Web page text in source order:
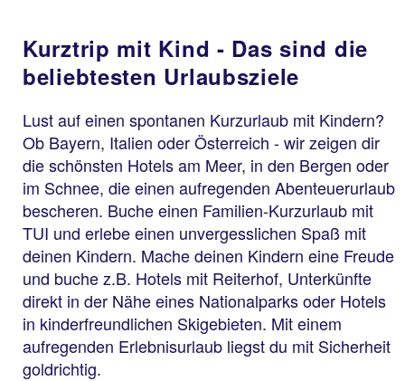
Kurztrip mit Kind - Das sind die
beliebtesten Urlaubsziele
Lust auf einen spontanen Kurzurlaub mit Kindern?
Ob Bayern, Italien oder Österreich - wir zeigen dir
die schönsten Hotels am Meer, in den Bergen oder
im Schnee, die einen aufregenden Abenteuerurlaub
bescheren. Buche einen Familien-Kurzurlaub mit
TUI und erlebe einen unvergesslichen Spaß mit
deinen Kindern. Mache deinen Kindern eine Freude
und buche z.B. Hotels mit Reiterhof, Unterkünfte
direkt in der Nähe eines Nationalparks oder Hotels
in kinderfreundlichen Skigebieten. Mit einem
aufregenden Erlebnisurlaub liegst du mit Sicherheit
goldrichtig.